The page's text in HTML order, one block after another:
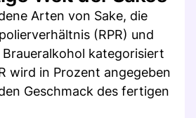
Arten von Sake, die
(RPR) und
kategorisiert
wird in Prozent angegeben
Geschmack des fertigen